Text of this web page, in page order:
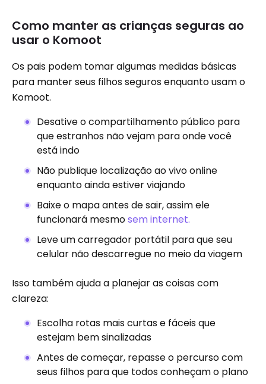
Como manter as crianças seguras ao
usar o Komoot
Os pais podem tomar algumas medidas básicas
para manter seus filhos seguros enquanto usam o
Komoot.
Desative o compartilhamento público para
que estranhos não vejam para onde você
está indo
Não publique localização ao vivo online
enquanto ainda estiver viajando
Baixe o mapa antes de sair, assim ele
funcionará mesmosem internet.
Leve um carregador portátil para que seu
celular não descarregue no meio da viagem
Isso também ajuda a planejar as coisas com
clareza:
Escolha rotas mais curtas e fáceis que
estejam bem sinalizadas
Antes de começar, repasse o percurso com
seus filhos para que todos conheçam o plano